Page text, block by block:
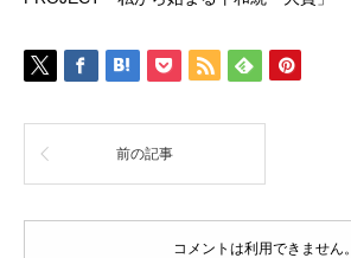
前の記事
コメントは利用できません。